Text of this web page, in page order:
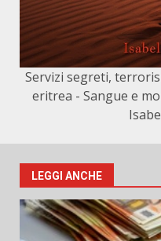
Servizi segreti,
eritrea - Sangue e
LEGGI ANCHE